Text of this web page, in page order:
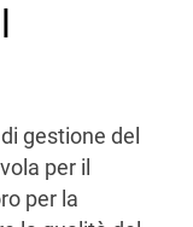
gestione del
per il
per la